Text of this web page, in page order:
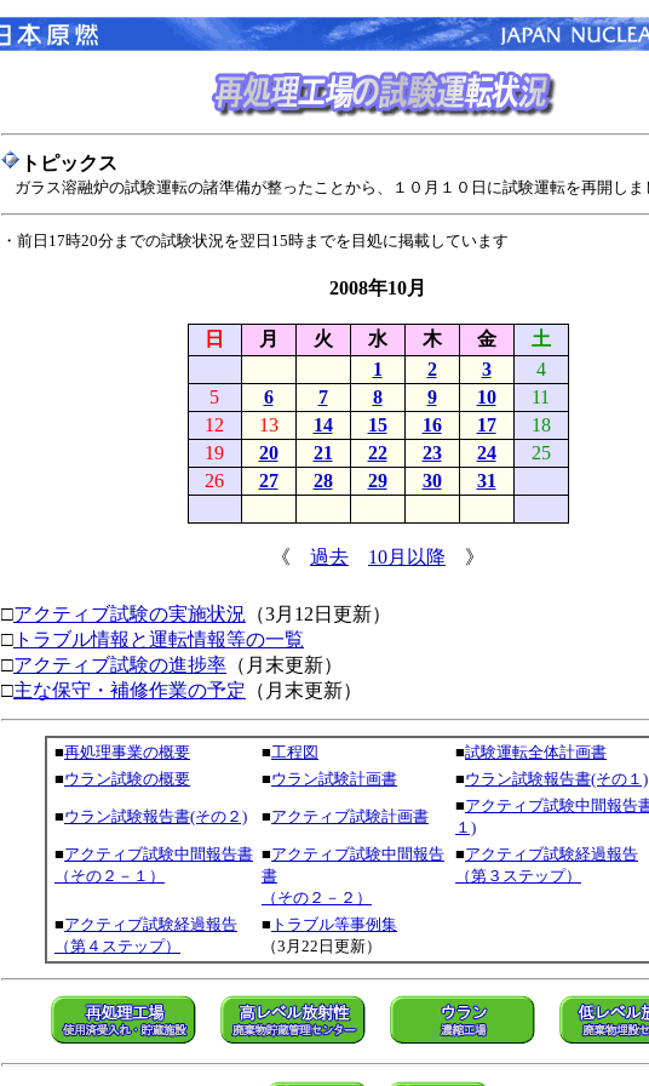
トピックス
ガラス溶融炉の試験運転の諸準備が整ったことから、１０月１０日に試験運転を再開しま
・前日17時20分までの試験状況を翌日15時までを目処に掲載しています
2008年10月
日 月 火 水 木 金
土
1
2 3
4
5
6 7 8 9 10
11
12
13 14 15 16 17
18
19
20 21 22 23 24
25
26
27 28 29 30 31
《 過去 10月以降 》
□アクティブ試験の実施状況 （3月12日更新）
□ トラブル情報と運転情報等の一覧
□アクティブ試験の進捗率 （月末更新）
□主な保守・補修作業の予定 （月末更新）
■再処理事業の概要 ■工程図 ■試験運転全体計画書
■ウラン試験の概要 ■ウラン試験計画書 ■ウラン試験報告書(その１)
■ウラン試験報告書(その２) ■アクティブ試験計画書
■アクティブ試験中間報告
１)
■アクティブ試験中間報告書
（その２－１）
■アクティブ試験中間報告
書
（その２－２）
■アクティブ試験経過報告
（第３ステップ）
■アクティブ試験経過報告
（第４ステップ）
■ トラブル等事例集
（3月22日更新）